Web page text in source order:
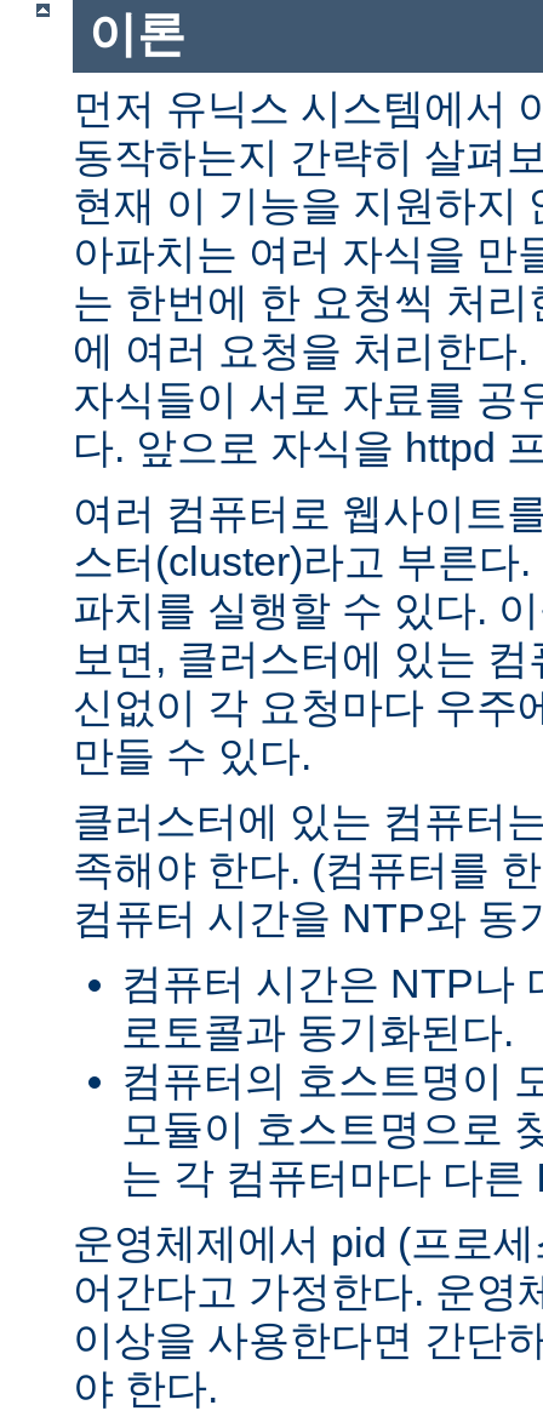
이론
먼저 유닉스 시스템에서
동작하는지 간략히 살펴
현재 이 기능을 지원하지
아파치는 여러 자식을 만
는 한번에 한 요청씩 처
에 여러 요청을 처리한다
자식들이 서로 자료를 공
다. 앞으로 자식을 httpd
여러 컴퓨터로 웹사이트
스터(cluster)라고 부른다
파치를 실행할 수 있다.
보면, 클러스터에 있는
신없이 각 요청마다 우주
만들 수 있다.
클러스터에 있는 컴퓨터
족해야 한다. (컴퓨터를
컴퓨터 시간을 NTP와 동
컴퓨터 시간은 NTP나
로토콜과 동기화된다.
컴퓨터의 호스트명이
모듈이 호스트명으로
는 각 컴퓨터마다 다른
운영체제에서 pid (프로
어간다고 가정한다. 운영
이상을 사용한다면 간단
야 한다.